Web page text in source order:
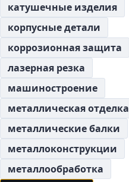
катушечные изделия
корпусные детали
коррозионная защита
лазерная резка
машиностроение
металлическая отделка
металлические балки
металлоконструкции
металлообработка